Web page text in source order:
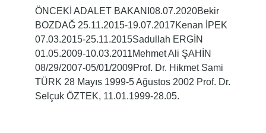
ÖNCEKİ ADALET BAKANI08.07.2020Bekir
BOZDAĞ 25.11.2015-19.07.2017Kenan İPEK
07.03.2015-25.11.2015Sadullah ERGİN
01.05.2009-10.03.2011Mehmet Ali ŞAHİN
08/29/2007-05/01/2009Prof. Dr. Hikmet Sami
TÜRK 28 Mayıs 1999-5 Ağustos 2002 Prof. Dr.
Selçuk ÖZTEK, 11.01.1999-28.05.